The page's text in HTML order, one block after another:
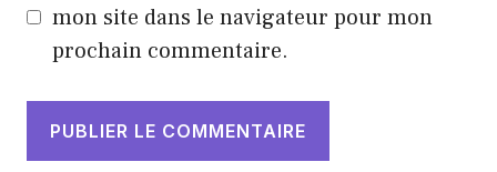
mon site dans le navigateur pour mon
prochain commentaire.